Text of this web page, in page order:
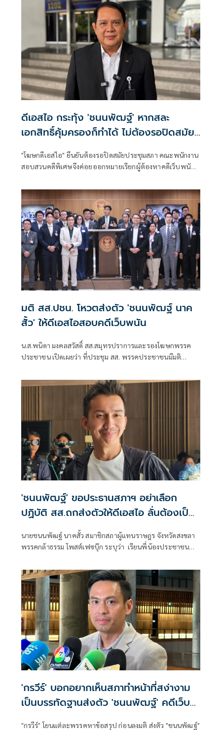
ดีเอสไอ กระทุ้ง 'ชนนพัฒฐ์' หากสละ
เอกสิทธิ์คุ้มครองก็ทำได้ ไม่ต้องรอปิดสมัย
"โฆษกดีเอสไอ" ยืนยันต้องรอปิดสมัยประชุมสภา คณะพนักงาน
สอบสวนคดีพิเศษจึงค่อยออกหมายเรียกผู้ต้องหาคดีเว็บพนันฯ
ข้ามชาติ ตามคำสั่งของอัยการสูงสุด หลังมติสภาผู้แทน สส.โหวต
ท่วมท้นไม่ส่งตัวให้ดีเอสไอดำเนินคดี ระบุ ผู้ต้องหาในสำนวนมี
ทั้งสิ้น 27 ราย
มติ สส.ปชน. โหวตส่งตัว 'ชนนพัฒฐ์ นาค
สั้ว' ให้ดีเอสไอสอบคดีเว็บพนัน
น.ส.พนิดา มงคลสวัสดิ์ สส.สมุทรปราการและรองโฆษกพรรค
ประชาชน เปิดเผยว่า ที่ประชุม สส. พรรคประชาชนมีมติ
นพัฒฐ์ นาคสั้ว สส.สงขลา พรรคกล้าธรรม ไปรับทราบข้อกล่าว
หาและทำการสอบปากคำ ในระหว่างสมัยประชุมสภาผู้แทน
ราษฎรนั้น โดยมีเหตุผล ดังนี้
'ชนนพัฒฐ์' ขอประธานสภาฯ อย่าเลือก
ปฏิบัติ สส.ถกส่งตัวให้ดีเอสไอ ลั่นต้องเป็น
นายชนนพัฒฐ์ นาคสั้ว สมาชิกสภาผู้แทนราษฎร จังหวัดสงขลา
พรรคกล้าธรรม โพสต์เฟซบุ๊ก ระบุว่า เรียนพี่น้องประชาชน
อนุญาตต่อสภาผู้แทนราษฎร เพื่อเรียกตัวผมเข้าสู่กระบวนการ
สอบสวนตามขั้นตอนของกฎหมาย นั้น
'กรวีร์' บอกอยากเห็นสภาทำหน้าที่สง่างาม
เป็นบรรทัดฐานส่งตัว 'ชนนพัฒฐ์' คดีเว็บ
"กรวีร์" โยนแต่ละพรรคหาข้อสรุป ก่อนลงมติ ส่งตัว "ชนนพัฒฐ์"